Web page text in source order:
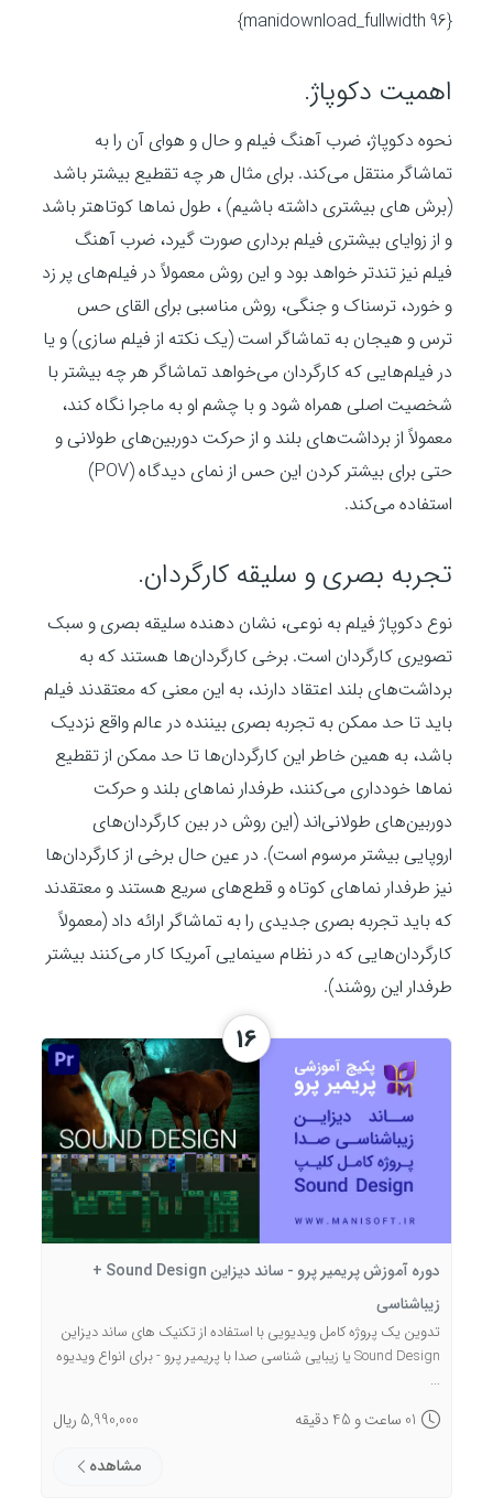
{manidownload_fullwidth 96}
اهمیت دکوپاژ.
نحوه دکوپاژ، ضرب آهنگ فیلم و حال و هوای آن را به
تماشاگر منتقل می‌کند. برای مثال هر چه تقطیع بیشتر باشد
(برش های بیشتری داشته باشیم) ، طول نماها کوتاهتر باشد
و از زوایای بیشتری فیلم‌ برداری صورت گیرد، ضرب آهنگ
فیلم نیز تندتر خواهد بود و این روش معمولاً در فیلم‌های پر زد
و خورد، ترسناک و جنگی، روش مناسبی برای القای حس
ترس و هیجان به تماشاگر است (یک نکته از فیلم سازی) و یا
در فیلم‌هایی که کارگردان می‌خواهد تماشاگر هر چه بیشتر با
شخصیت اصلی همراه شود و با چشم او به ماجرا نگاه کند،
معمولاً از برداشت‌های بلند و از حرکت دوربین‌های طولانی و
حتی برای بیشتر کردن این حس از نمای دیدگاه (POV)
استفاده می‌کند.
تجربه بصری و سلیقه کارگردان.
نوع دکوپاژ فیلم به نوعی، نشان دهنده سلیقه بصری و سبک
تصویری کارگردان است. برخی کارگردان‌ها هستند که به
برداشت‌های بلند اعتقاد دارند، به این معنی که معتقدند فیلم
باید تا حد ممکن به تجربه بصری بیننده در عالم واقع نزدیک
باشد، به همین خاطر این کارگردان‌ها تا حد ممکن از تقطیع
نماها خودداری می‌کنند، طرفدار نماهای بلند و حرکت
دوربین‌های طولانی‌اند (این روش در بین کارگردان‌های
اروپایی بیشتر مرسوم است). در عین حال برخی از کارگردان‌ها
نیز طرفدار نماهای کوتاه و قطع‌های سریع هستند و معتقدند
که باید تجربه بصری جدیدی را به تماشاگر ارائه داد (معمولاً
کارگردان‌هایی که در نظام سینمایی آمریکا کار می‌کنند بیشتر
طرفدار این روشند).
16
دوره آموزش پریمیر پرو - ساند دیزاین Sound Design +
زیباشناسی
تدوین یک پروژه کامل ویدیویی با استفاده از تکنیک های ساند دیزاین
Sound Design یا زیبایی شناسی صدا با پریمیر پرو - برای انواع ویدیوه
...
01 ساعت و 45 دقیقه
5,990,000 ریال
مشاهده